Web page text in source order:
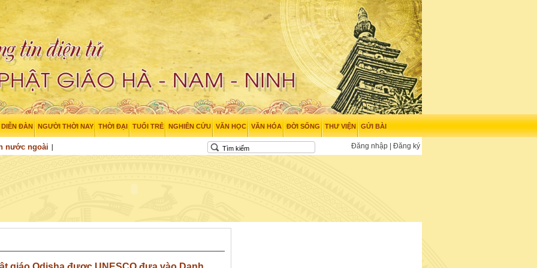
nước ngoài
DIỄN ĐÀN NGƯỜI THỜI NAY THỜI ĐẠI TUỔI TRẺ NGHIÊN CỨU VĂN HỌC VĂN HÓA ĐỜI SỐNG THƯ VIỆN GỬI BÀI
Đăng nhập Đăng ký